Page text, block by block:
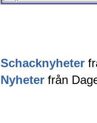
Schacknyheter
Nyheter från